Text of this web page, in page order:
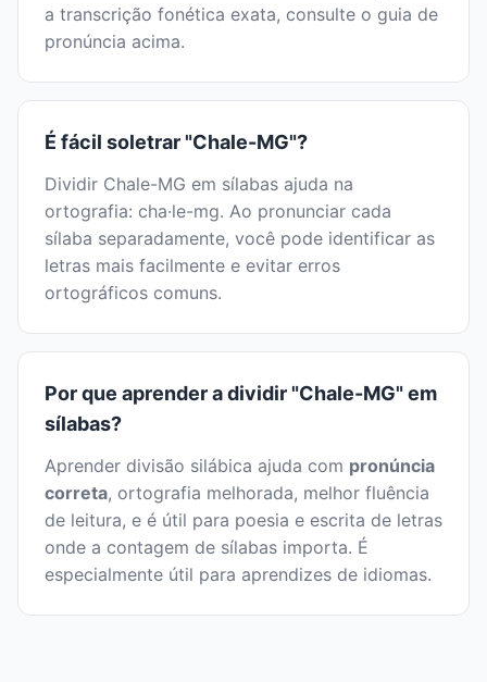
a transcrição fonética exata, consulte o guia de
pronúncia acima.
É fácil soletrar "Chale-MG"?
Dividir Chale-MG em sílabas ajuda na
ortografia: cha·le-mg. Ao pronunciar cada
sílaba separadamente, você pode identificar as
letras mais facilmente e evitar erros
ortográficos comuns.
Por que aprender a dividir "Chale-MG" em
sílabas?
Aprender divisão silábica ajuda com pronúncia
correta, ortografia melhorada, melhor fluência
de leitura, e é útil para poesia e escrita de letras
onde a contagem de sílabas importa. É
especialmente útil para aprendizes de idiomas.